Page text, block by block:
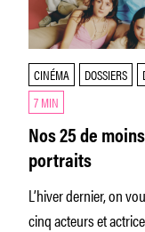
CINÉMA DOSSIERS
7 MIN
Nos 25 de
portraits
L’hiver dernier, on
cinq acteurs et